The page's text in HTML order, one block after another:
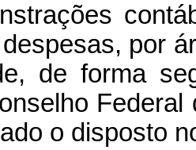
por
de forma
o disposto